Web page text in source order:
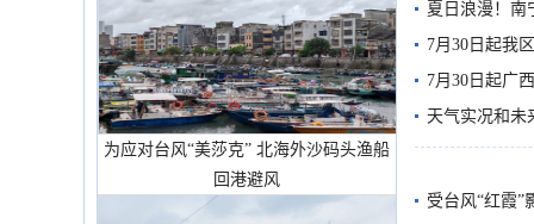
为应对台风“美莎克” 北海外沙码头渔船
回港避风
夏日浪漫！南
7月30日起我
7月30日起广
天气实况和未
受台风“红霞”